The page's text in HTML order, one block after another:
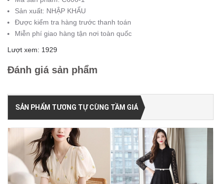
Sản xuất: NHẬP KHẨU
Được kiểm tra hàng trước thanh toán
Miễn phí giao hàng tận nơi toàn quốc
Lượt xem: 1929
Đánh giá sản phẩm
SẢN PHẨM TƯƠNG TỰ CÙNG TẦM GIÁ